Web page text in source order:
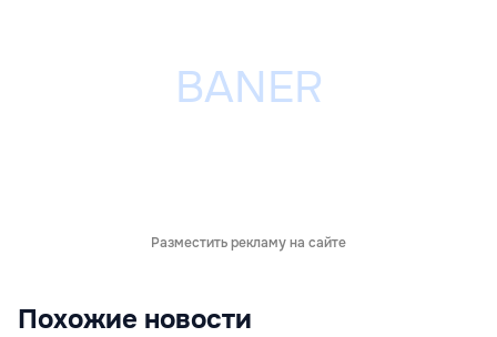
Разместить рекламу на сайте
Похожие новости